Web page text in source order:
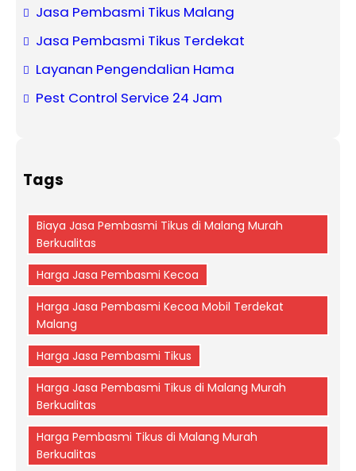
Jasa Pembasmi Tikus Malang
Jasa Pembasmi Tikus Terdekat
Layanan Pengendalian Hama
Pest Control Service 24 Jam
Tags
Biaya Jasa Pembasmi Tikus di Malang Murah
Berkualitas
Harga Jasa Pembasmi Kecoa
Harga Jasa Pembasmi Kecoa Mobil Terdekat
Malang
Harga Jasa Pembasmi Tikus
Harga Jasa Pembasmi Tikus di Malang Murah
Berkualitas
Harga Pembasmi Tikus di Malang Murah
Berkualitas